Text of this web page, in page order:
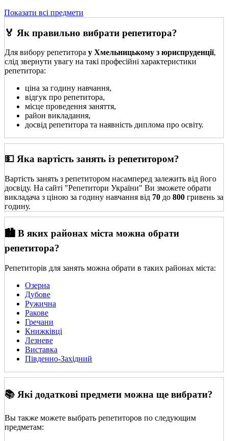
Показати всі предмети
🏅 Як правильно вибрати репетитора?
Для вибору репетитора у Хмельницькому з юриспруденції,
слід звернути увагу на такі професійні характеристики
репетитора:
ціна за годину навчання,
відгук про репетитора,
місце проведення заняття,
район викладання,
досвід репетитора та наявність диплома про освіту.
💵 Яка вартість занять із репетитором?
Вартість занять з репетитором насамперед залежить від його
досвіду. На сайті "Репетитори України" Ви зможете обрати
викладача з ціною за годину навчання від 70 до 800 гривень за
годину.
🏙️ В яких районах міста можна обрати
репетитора?
Репетиторів для занять можна обрати в таких районах міста:
Озерна
Дубове
Ружична
Ракове
Гречани
Книжківці
Лезневе
Виставка
Південно-Західний
📚 Які додаткові предмети можна ще вибрати?
Вы также можете выбрать репетиторов по следующим
предметам: